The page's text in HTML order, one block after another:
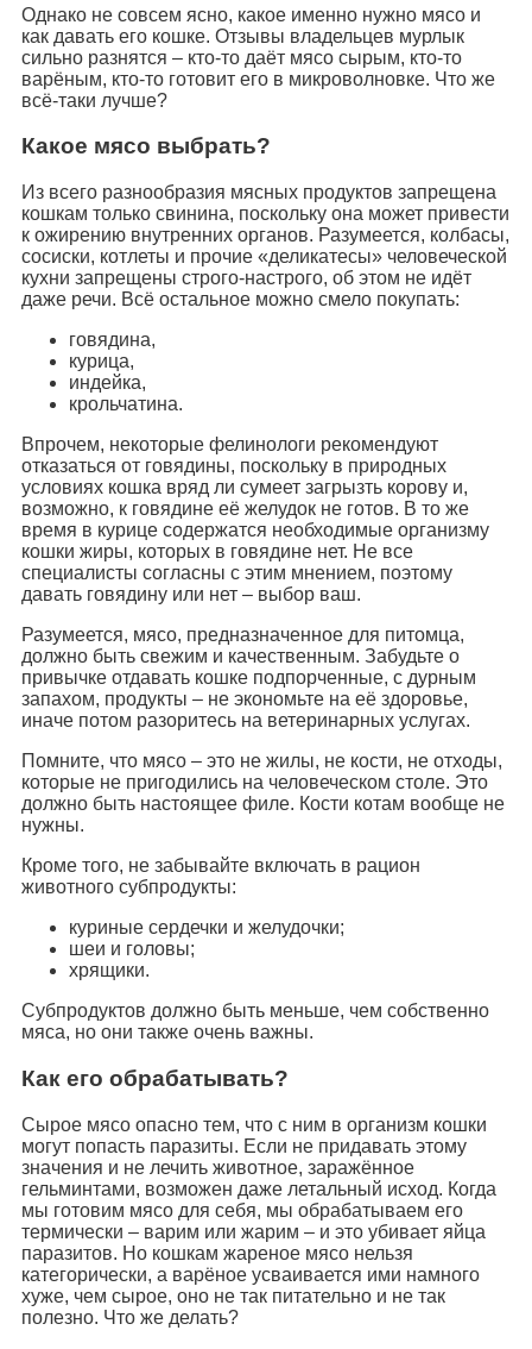
Однако не совсем ясно, какое именно нужно мясо и
как давать его кошке. Отзывы владельцев мурлык
сильно разнятся – кто-то даёт мясо сырым, кто-то
варёным, кто-то готовит его в микроволновке. Что же
всё-таки лучше?
Какое мясо выбрать?
Из всего разнообразия мясных продуктов запрещена
кошкам только свинина, поскольку она может привести
к ожирению внутренних органов. Разумеется, колбасы,
сосиски, котлеты и прочие «деликатесы» человеческой
кухни запрещены строго-настрого, об этом не идёт
даже речи. Всё остальное можно смело покупать:
говядина,
курица,
индейка,
крольчатина.
Впрочем, некоторые фелинологи рекомендуют
отказаться от говядины, поскольку в природных
условиях кошка вряд ли сумеет загрызть корову и,
возможно, к говядине её желудок не готов. В то же
время в курице содержатся необходимые организму
кошки жиры, которых в говядине нет. Не все
специалисты согласны с этим мнением, поэтому
давать говядину или нет – выбор ваш.
Разумеется, мясо, предназначенное для питомца,
должно быть свежим и качественным. Забудьте о
привычке отдавать кошке подпорченные, с дурным
запахом, продукты – не экономьте на её здоровье,
иначе потом разоритесь на ветеринарных услугах.
Помните, что мясо – это не жилы, не кости, не отходы,
которые не пригодились на человеческом столе. Это
должно быть настоящее филе. Кости котам вообще не
нужны.
Кроме того, не забывайте включать в рацион
животного субпродукты:
куриные сердечки и желудочки;
шеи и головы;
хрящики.
Субпродуктов должно быть меньше, чем собственно
мяса, но они также очень важны.
Как его обрабатывать?
Сырое мясо опасно тем, что с ним в организм кошки
могут попасть паразиты. Если не придавать этому
значения и не лечить животное, заражённое
гельминтами, возможен даже летальный исход. Когда
мы готовим мясо для себя, мы обрабатываем его
термически – варим или жарим – и это убивает яйца
паразитов. Но кошкам жареное мясо нельзя
категорически, а варёное усваивается ими намного
хуже, чем сырое, оно не так питательно и не так
полезно. Что же делать?